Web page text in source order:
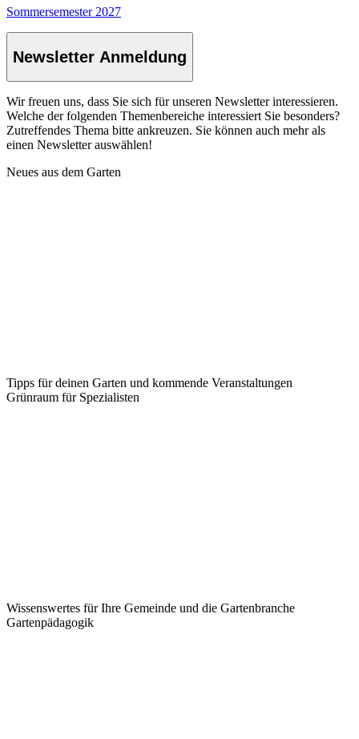
Sommersemester 2027
Newsletter Anmeldung
Wir freuen uns, dass Sie sich für unseren Newsletter interessieren.
Welche der folgenden Themenbereiche interessiert Sie besonders?
Zutreffendes Thema bitte ankreuzen. Sie können auch mehr als
einen Newsletter auswählen!
Neues aus dem Garten
Tipps für deinen Garten und kommende Veranstaltungen
Grünraum für Spezialisten
Wissenswertes für Ihre Gemeinde und die Gartenbranche
Garten­pädagogik